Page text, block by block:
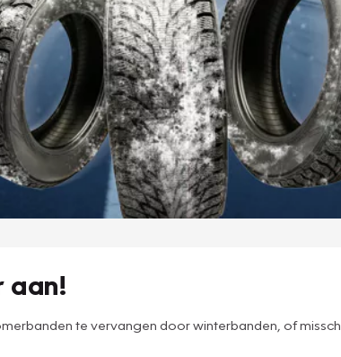
aan!
te vervangen door winterbanden, of